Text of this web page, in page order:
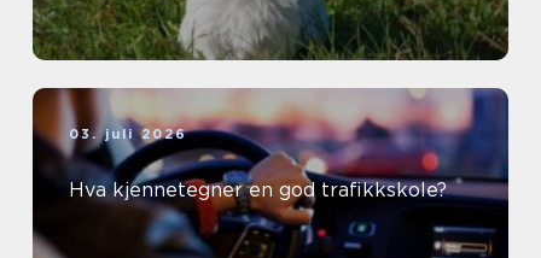
03. juli 2026
Hva kjennetegner en god trafikkskole?